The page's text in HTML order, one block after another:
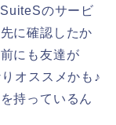
のサービ
に確認したか
にも友達が
オススメかも♪
持っているん